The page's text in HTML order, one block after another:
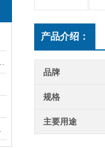
产品介绍：
品牌
规格
主要用途